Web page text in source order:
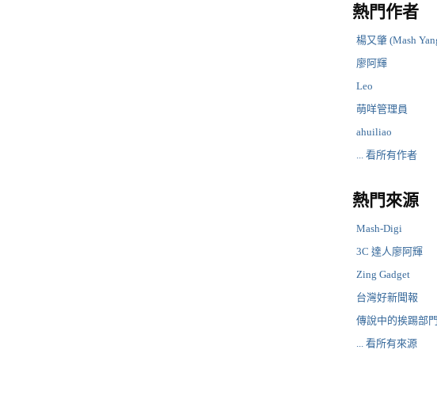
熱門作者
楊又肇 (Mash
廖阿輝
Leo
萌咩管理員
ahuiliao
... 看所有作者
熱門來源
Mash-Digi
3C 達人廖阿輝
Zing Gadget
台灣好新聞報
傳說中的挨踢部門
... 看所有來源